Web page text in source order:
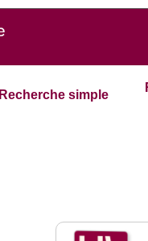
Recherche simple